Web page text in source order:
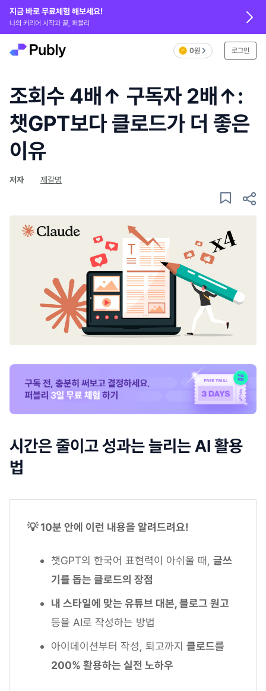
지금 바로 무료체험 해보세요!
나의 커리어 시작과 끝, 퍼블리
0원 로그인
조회수 4배↑ 구독자 2배↑:
챗GPT보다 클로드가 더 좋은
이유
저자 제갈명
시간은 줄이고 성과는 늘리는 AI 활용
법
💡 10분 안에 이런 내용을 알려드려요!
챗GPT의 한국어 표현력이 아쉬울 때, 글쓰
기를 돕는 클로드의 장점
내 스타일에 맞는 유튜브 대본, 블로그 원고
등을 AI로 작성하는 방법
아이데이션부터 작성, 퇴고까지 클로드를
200% 활용하는 실전 노하우